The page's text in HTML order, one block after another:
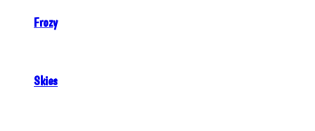
Frozy
Skies